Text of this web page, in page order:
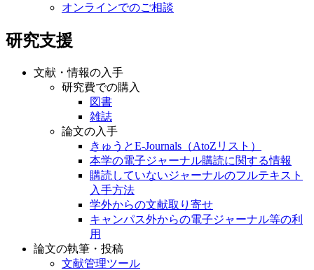
オンラインでのご相談
研究支援
文献・情報の入手
研究費での購入
図書
雑誌
論文の入手
きゅうとE-Journals（AtoZリスト）
本学の電子ジャーナル購読に関する情報
購読していないジャーナルのフルテキスト
入手方法
学外からの文献取り寄せ
キャンパス外からの電子ジャーナル等の利
用
論文の執筆・投稿
文献管理ツール